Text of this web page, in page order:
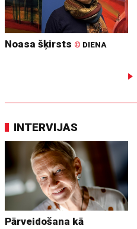
Noasa šķirsts © DIENA
INTERVIJAS
Pārveidošana kā